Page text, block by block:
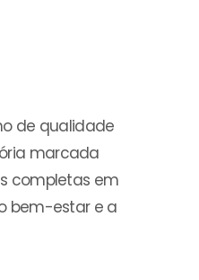
de qualidade
marcada
completas em
bem-estar e a